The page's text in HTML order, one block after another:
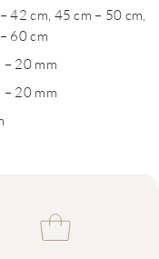
42 cm, 45 cm – 50 cm,
60 cm
– 20 mm
– 20 mm